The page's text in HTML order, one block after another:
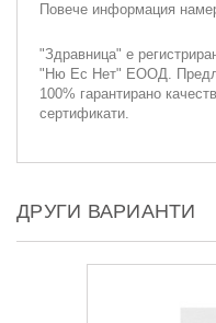
Повече информация
"Здравница" е
"Ню Ес Нет" ЕООД.
100% гарантирано
сертификати.
ДРУГИ ВАРИАНТИ